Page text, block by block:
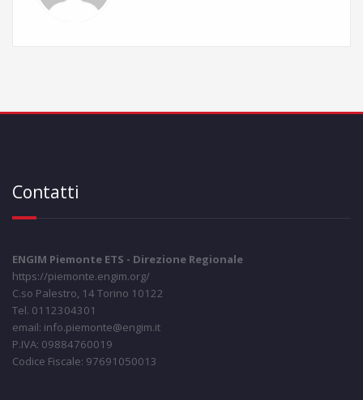
Contatti
ENGIM Piemonte ETS - Direzione Regionale
https://piemonte.engim.org/
C.so Palestro, 14 Torino 10122
Tel. 0112304301
email: info.piemonte@engim.it
P.IVA: 09884760019
Codice Fiscale: 97691050013